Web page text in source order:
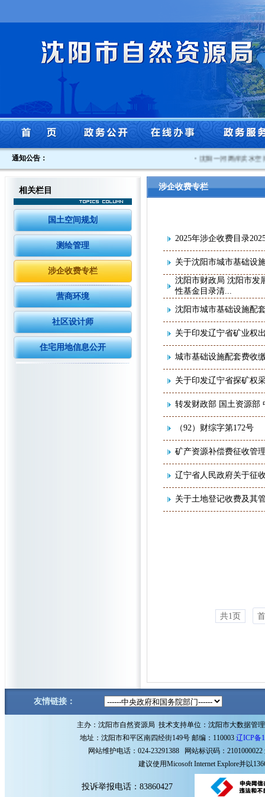
通知公告： 沈阳一河两岸滨水空
相关栏目
国土空间规划
测绘管理
涉企收费专栏
营商环境
社区设计师
住宅用地信息公开
涉企收费专栏
2025年涉企收费目录
关于沈阳市城市基础设
沈阳市财政局 沈阳市发
性基金目录清...
沈阳市城市基础设施配
关于印发辽宁省矿业权
城市基础设施配套费收
关于印发辽宁省探矿权
转发财政部 国土资源部
（92）财综字第172号
矿产资源补偿费征收管
辽宁省人民政府关于征
关于土地登记收费及其
共1页
友情链接：
主办：沈阳市自然资源局 技术支持单位：沈阳市大数据管
地址：沈阳市和平区南四经街149号 邮编：110003 辽ICP备
网站维护电话：024-23291388 网站标识码：2101000022
建议使用Micosoft Internet Explore并以
投诉举报电话：83860427